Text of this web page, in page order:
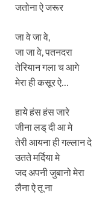
जतोना ऐ जरूर
जा वे जा वे,
जा जा वे, पतनदरा
तेरियान गला च आगे
मेरा ही कसूर ऐ…
हाये हंस हंस जारे
जीना लड् दी आ मे
तेरी आयना ही गल्लान दे
उतते मर्दिया मे
जद अपनी जुबानो मेरा
लैना ऐ तू ना